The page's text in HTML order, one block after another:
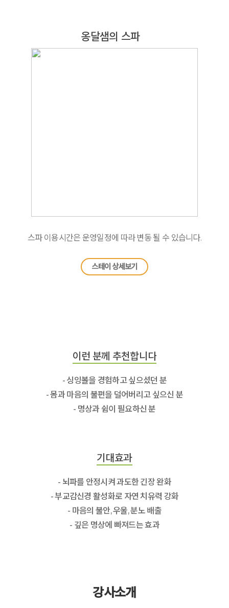
옹달샘의 스파
스파 이용시간은 운영일정에 따라 변동 될 수 있습니다.
스테이 상세보기
이런 분께 추천합니다
- 싱잉볼을 경험하고 싶으셨던 분
- 몸과 마음의 불편을 덜어버리고 싶으신 분
- 명상과 쉼이 필요하신 분
기대효과
- 뇌파를 안정시켜 과도한 긴장 완화
- 부교감신경 활성화로 자연 치유력 강화
- 마음의 불안, 우울, 분노 배출
- 깊은 명상에 빠져드는 효과
강사소개